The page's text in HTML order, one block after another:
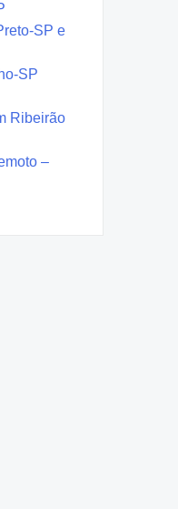
SP e
SP
Ribeirão
–